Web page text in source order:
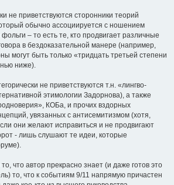
не приветствуются сторонники теорий
обычно ассоциируется с ношением
– то есть те, кто продвигает различные
в бездоказательной манере (например,
могут быть только «тридцать третьей степени
ниже).
не приветствуются т.н. «лингво-
этимологии Задорнова), а также
КОБа, и прочих вздорных
увязанных с антисемитизмом (хотя,
они желают исправиться и не продвигают
- лишь слушают те идеи, которые
что автор прекрасно знает (и даже готов это
то, что к событиям 9/11 напрямую причастен